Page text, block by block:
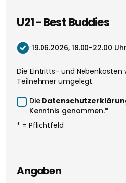
U21 - Best Buddies
19.06.2026, 18.00-22.00 Uhr
Die Eintritts- und Nebenkosten
Teilnehmer umgelegt.
Die
Kenntnis genommen.*
* = Pflichtfeld
Angaben